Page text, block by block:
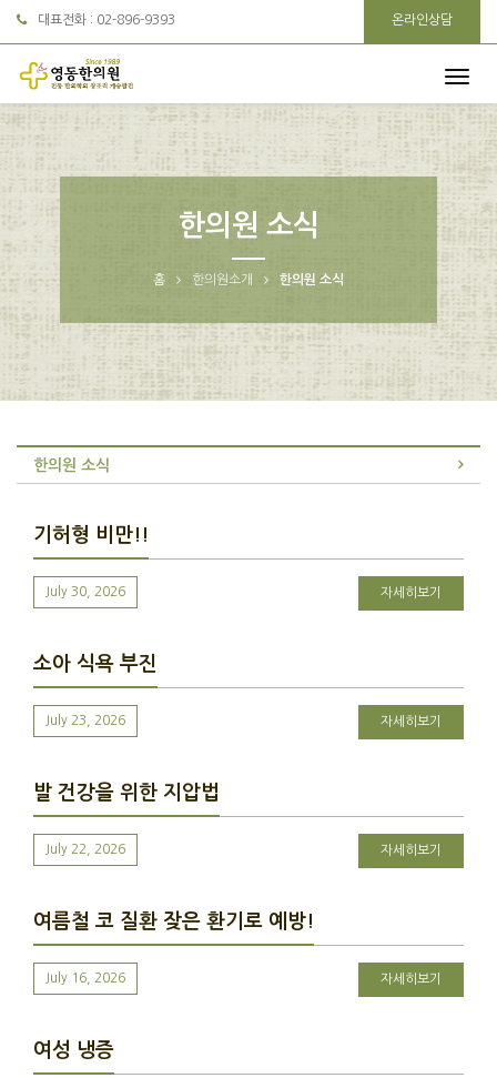
대표전화 : 02-896-9393 온라인상담
한의원 소식
홈 한의원소개 한의원 소식
한의원 소식
기허형 비만!!
July 30, 2026 자세히보기
소아 식욕 부진
July 23, 2026 자세히보기
발 건강을 위한 지압법
July 22, 2026 자세히보기
여름철 코 질환 잦은 환기로 예방!
July 16, 2026 자세히보기
여성 냉증